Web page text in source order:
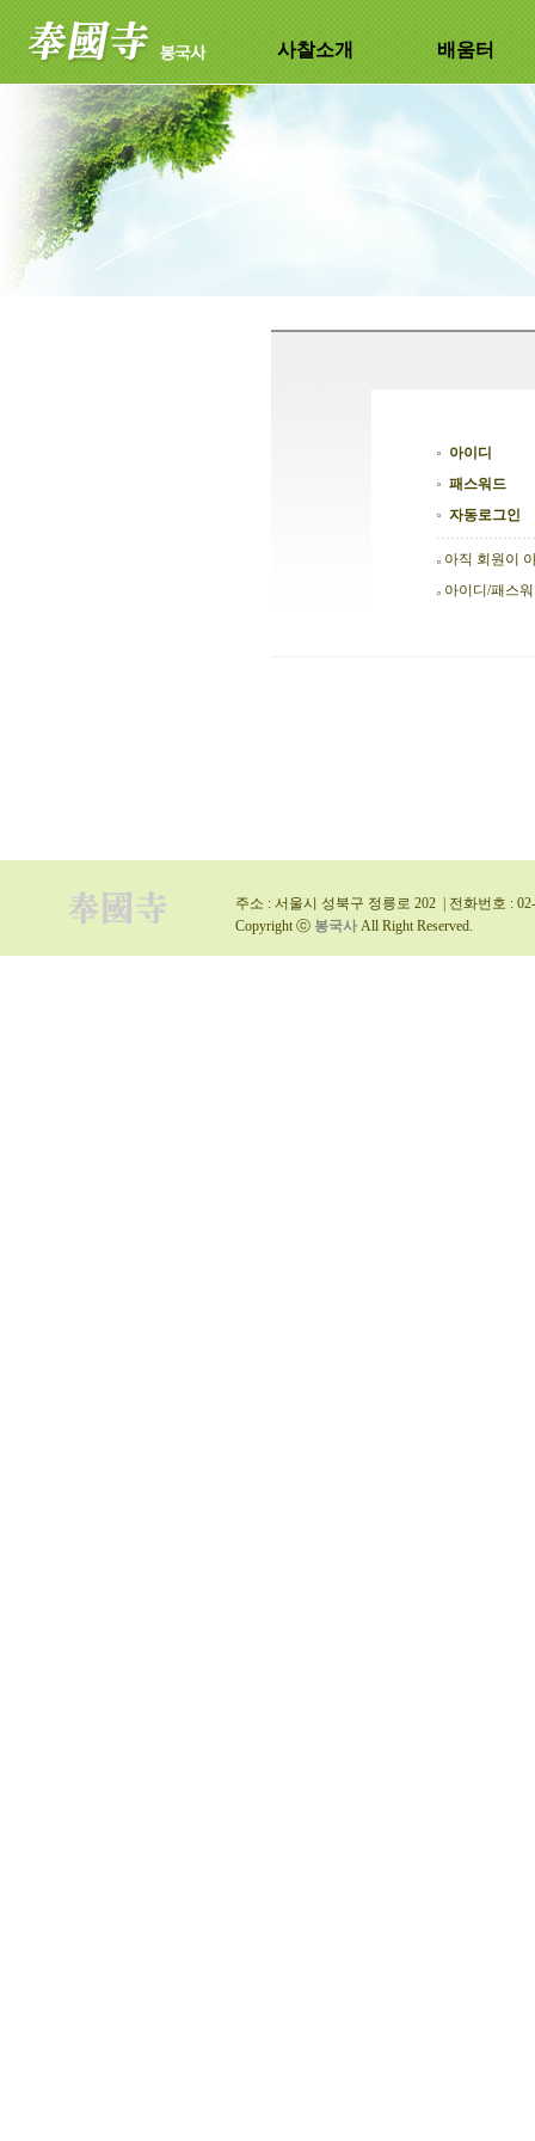
사찰소개 배움터
아이디
패스워드
자동로그인
아직 회원이
아이디/패스
주소 : 서울시 성북구 정릉로 202 | 전화번호 :
Copyright ⓒ 봉국사 All Right Reserved.